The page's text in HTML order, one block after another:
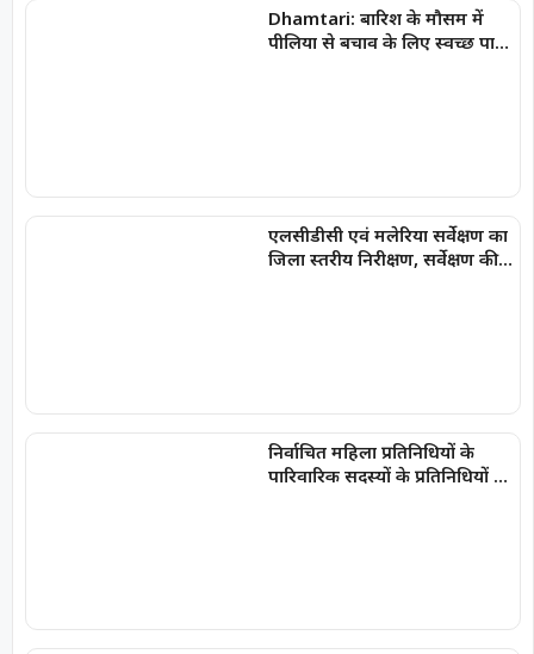
Dhamtari: बारिश के मौसम में
पीलिया से बचाव के लिए स्वच्छ पानी
एलसीडीसी एवं मलेरिया सर्वेक्षण का
जिला स्तरीय निरीक्षण, सर्वेक्षण की
निर्वाचित महिला प्रतिनिधियों के
पारिवारिक सदस्यों के प्रतिनिधियों के